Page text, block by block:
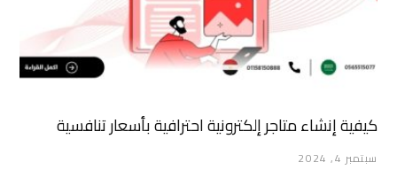
كيفية إنشاء متاجر إلكترونية احترافية بأسعار تنافسية
سبتمبر 4, 2024